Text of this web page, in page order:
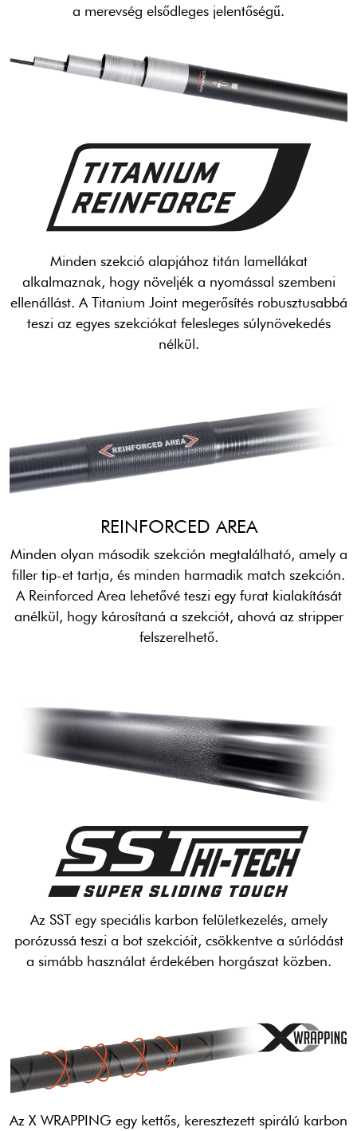
a merevség elsődleges jelentőségű.
Minden szekció alapjához titán lamellákat
alkalmaznak, hogy növeljék a nyomással szembeni
ellenállást. A Titanium Joint megerősítés robusztusabbá
teszi az egyes szekciókat felesleges súlynövekedés
nélkül.
REINFORCED AREA
Minden olyan második szekción megtalálható, amely a
filler tip-et tartja, és minden harmadik match szekción.
A Reinforced Area lehetővé teszi egy furat kialakítását
anélkül, hogy károsítaná a szekciót, ahová az stripper
felszerelhető.
Az SST egy speciális karbon felületkezelés, amely
porózussá teszi a bot szekcióit, csökkentve a súrlódást
a simább használat érdekében horgászat közben.
Az X WRAPPING egy kettős, keresztezett spirálú karbon